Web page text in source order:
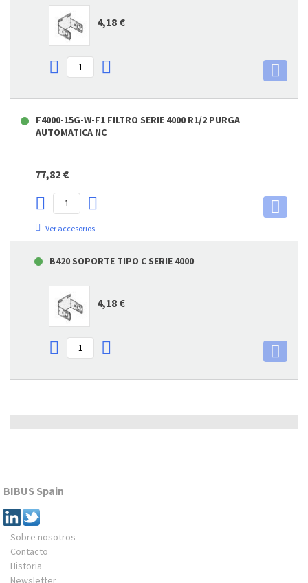
4,18 €
F4000-15G-W-F1 FILTRO SERIE 4000 R1/2 PURGA
AUTOMATICA NC
77,82 €
Ver accesorios
B420 SOPORTE TIPO C SERIE 4000
4,18 €
BIBUS Spain
Sobre nosotros
Contacto
Historia
Newsletter